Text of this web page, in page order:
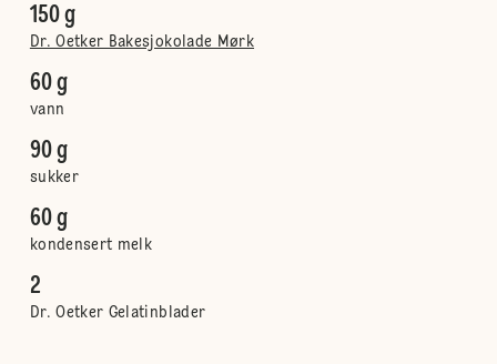
150 g
Dr. Oetker Bakesjokolade Mørk
60 g
vann
90 g
sukker
60 g
kondensert melk
2
Dr. Oetker Gelatinblader